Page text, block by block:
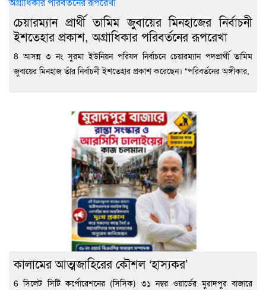
চেয়ারম্যান প্রার্থী তামিম জুবায়ের মিনহাজের নির্বাচনী
ইশতেহার প্রকাশ, অগ্রাধিকার পরিবর্তনের রূপরেখা
8 আসন্ন ৩ নং সুরমা ইউনিয়ন পরিষদ নির্বাচনে চেয়ারম্যান পদপ্রার্থী তামিম
জুবায়ের মিনহাজ তাঁর নির্বাচনী ইশতেহার প্রকাশ করেছেন। “পরিবর্তনের অঙ্গীকার,
কালামের আত্মজাহিরের কৌশল ‘হাস্যকর’
6 সিলেট সিটি কর্পোরেশনের (সিসিক) ৩১ নম্বর ওয়ার্ডের মুরাদপুর বাজারে